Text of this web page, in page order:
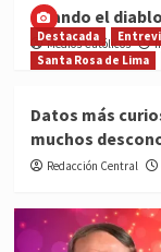
Cuando el
Medios Católicos
Destacada
Santa Rosa de Lima
Datos más
muchos
Redacción Central